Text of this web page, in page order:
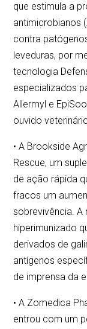
que estimula a
antimicrobianos
contra
leveduras, por
tecnologia
especializados
Allermyl e
ouvido
• A Brookside
Rescue, um
de ação rápida
fracos um
sobrevivência.
hiperimunizado
derivados de
antígenos
de imprensa da
• A Zomedica
entrou com um